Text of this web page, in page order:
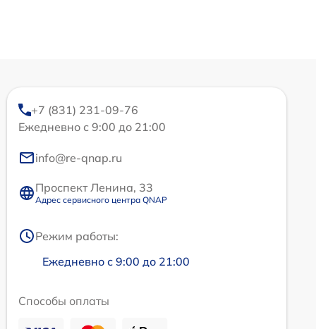
+7 (831) 231-09-76
Ежедневно с 9:00 до 21:00
info@re-qnap.ru
Проспект Ленина, 33
Адрес сервисного центра QNAP
Режим работы:
Ежедневно с 9:00 до 21:00
Способы оплаты